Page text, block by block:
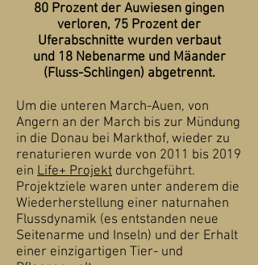
80 Prozent der Auwiesen gingen
verloren, 75 Prozent der
Uferabschnitte wurden verbaut
und 18 Nebenarme und Mäander
(Fluss-Schlingen) abgetrennt.
Um die unteren March-Auen, von
Angern an der March bis zur Mündung
in die Donau bei Markthof, wieder zu
renaturieren wurde von 2011 bis 2019
ein Life+ Projekt durchgeführt.
Projektziele waren unter anderem die
Wiederherstellung einer naturnahen
Flussdynamik (es entstanden neue
Seitenarme und Inseln) und der Erhalt
einer einzigartigen Tier- und